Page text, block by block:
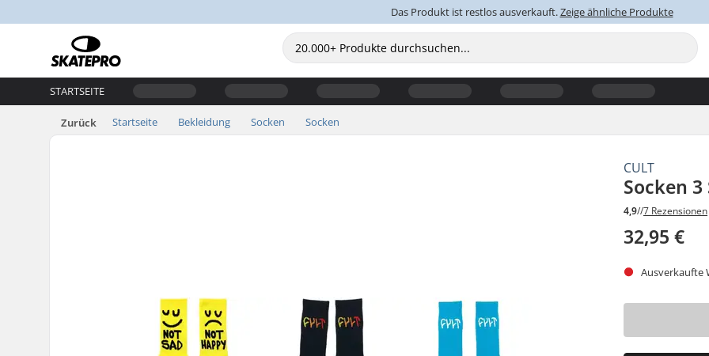
Das Produkt ist restlos ausverkauft.Zeige ähnliche Produkte
STARTSEITE
Zurück Startseite Bekleidung Socken Socken
CULT
Socken 3
4,9//7 Rezensionen
32,95 €
Ausverkaufte